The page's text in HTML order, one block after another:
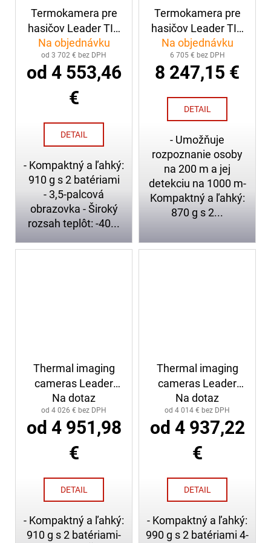
Termokamera pre
hasičov Leader TIC
3.1
Na objednávku
od 3 702 € bez DPH
od 4 553,46
€
DETAIL
- Kompaktný a ľahký:
910 g s 2 batériami
- 3,5-palcová
obrazovka - Široký
rozsah teplôt: -40...
Termokamera pre
hasičov Leader TIC
3.3 LR1000, s dlhým
dosahom 1000m
Na objednávku
6 705 € bez DPH
8 247,15 €
DETAIL
- Umožňuje
rozpoznanie osoby
na 200 m a jej
detekciu na 1000 m-
Kompaktný a ľahký:
870 g s 2...
Thermal imaging
cameras Leader
TIC 3.3
Na dotaz
od 4 026 € bez DPH
od 4 951,98
€
DETAIL
- Kompaktný a ľahký:
910 g s 2 batériami-
Thermal imaging
cameras Leader
TIC 4.1
Na dotaz
od 4 014 € bez DPH
od 4 937,22
€
DETAIL
- Kompaktný a ľahký:
990 g s 2 batériami 4-